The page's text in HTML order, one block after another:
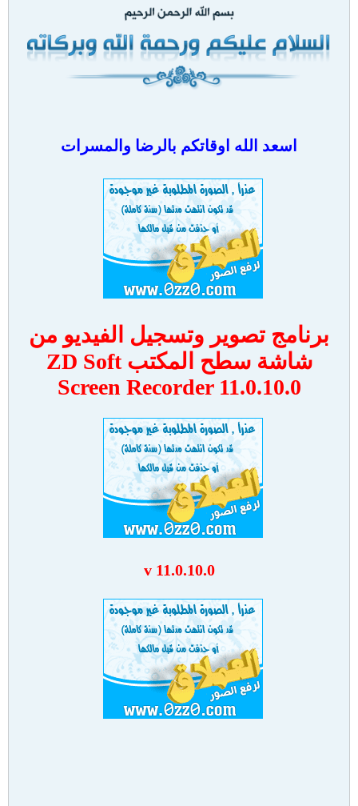
اسعد الله اوقاتكم بالرضا والمسرات
برنامج تصوير وتسجيل الفيديو من
شاشة سطح المكتب ZD Soft
Screen Recorder 11.0.10.0
v 11.0.10.0